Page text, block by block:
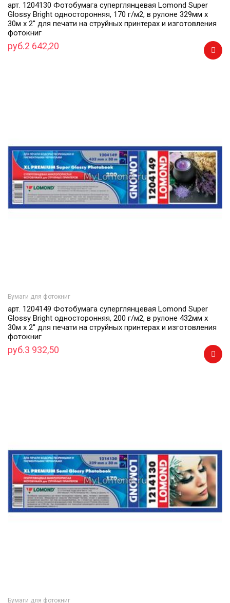
арт. 1204130 Фотобумага суперглянцевая Lomond Super
Glossy Bright односторонняя, 170 г/м2, в рулоне 329мм х
30м х 2'' для печати на струйных принтерах и изготовления
фотокниг
руб.2 642,20
Бумаги для фотокниг
арт. 1204149 Фотобумага суперглянцевая Lomond Super
Glossy Bright односторонняя, 200 г/м2, в рулоне 432мм х
30м х 2'' для печати на струйных принтерах и изготовления
фотокниг
руб.3 932,50
Бумаги для фотокниг